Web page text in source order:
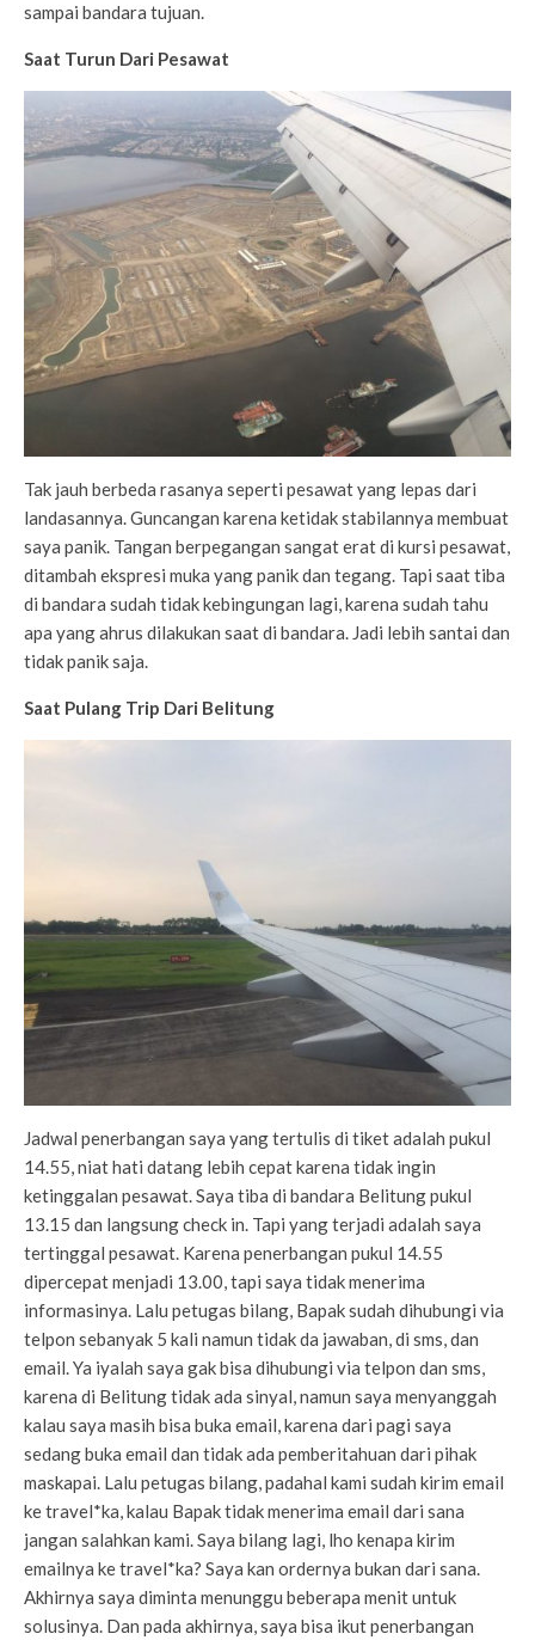
sampai bandara tujuan.
Saat Turun Dari Pesawat
Tak jauh berbeda rasanya seperti pesawat yang lepas dari
landasannya. Guncangan karena ketidak stabilannya membuat
saya panik. Tangan berpegangan sangat erat di kursi pesawat,
ditambah ekspresi muka yang panik dan tegang. Tapi saat tiba
di bandara sudah tidak kebingungan lagi, karena sudah tahu
apa yang ahrus dilakukan saat di bandara. Jadi lebih santai dan
tidak panik saja.
Saat Pulang Trip Dari Belitung
Jadwal penerbangan saya yang tertulis di tiket adalah pukul
14.55, niat hati datang lebih cepat karena tidak ingin
ketinggalan pesawat. Saya tiba di bandara Belitung pukul
13.15 dan langsung check in. Tapi yang terjadi adalah saya
tertinggal pesawat. Karena penerbangan pukul 14.55
dipercepat menjadi 13.00, tapi saya tidak menerima
informasinya. Lalu petugas bilang, Bapak sudah dihubungi via
telpon sebanyak 5 kali namun tidak da jawaban, di sms, dan
email. Ya iyalah saya gak bisa dihubungi via telpon dan sms,
karena di Belitung tidak ada sinyal, namun saya menyanggah
kalau saya masih bisa buka email, karena dari pagi saya
sedang buka email dan tidak ada pemberitahuan dari pihak
maskapai. Lalu petugas bilang, padahal kami sudah kirim email
ke travel*ka, kalau Bapak tidak menerima email dari sana
jangan salahkan kami. Saya bilang lagi, lho kenapa kirim
emailnya ke travel*ka? Saya kan ordernya bukan dari sana.
Akhirnya saya diminta menunggu beberapa menit untuk
solusinya. Dan pada akhirnya, saya bisa ikut penerbangan